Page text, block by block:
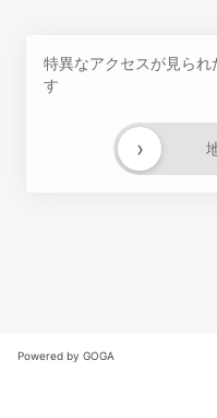
特異なアクセスが見られ
す
›
Powered by GOGA